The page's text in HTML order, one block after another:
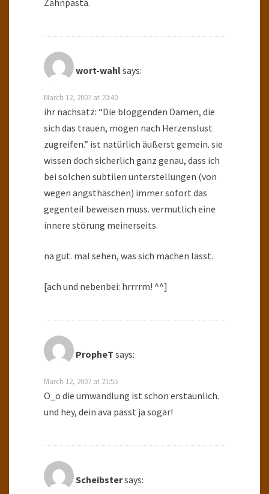
Zahnpasta.
wort-wahlsays:
March 12, 2007 at 20:40
ihr nachsatz: “Die bloggenden Damen, die
sich das trauen, mögen nach Herzenslust
zugreifen.” ist natürlich äußerst gemein. sie
wissen doch sicherlich ganz genau, dass ich
bei solchen subtilen unterstellungen (von
wegen angsthäschen) immer sofort das
gegenteil beweisen muss. vermutlich eine
innere störung meinerseits.
na gut. mal sehen, was sich machen lässt.
[ach und nebenbei: hrrrrm! ^^]
PropheT says:
March 12, 2007 at 21:55
O_o die umwandlung ist schon erstaunlich.
und hey, dein ava passt ja sogar!
Scheibstersays: